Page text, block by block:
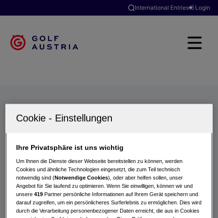
International Entries Login
Turniere
Ihre Privatsphäre ist uns wichtig
Um Ihnen die Dienste dieser Webseite bereitstellen zu können, werden
Cookies und ähnliche Technologien eingesetzt, die zum Teil technisch
notwendig sind (Notwendige Cookies), oder aber helfen sollen, unser
Angebot für Sie laufend zu optimieren. Wenn Sie einwilligen, können wir und
unsere419 Partner persönliche Informationen auf Ihrem Gerät speichern und
darauf zugreifen, um ein persönlicheres Surferlebnis zu ermöglichen. Dies wird
durch die Verarbeitung personenbezogener Daten erreicht, die aus in Cookies